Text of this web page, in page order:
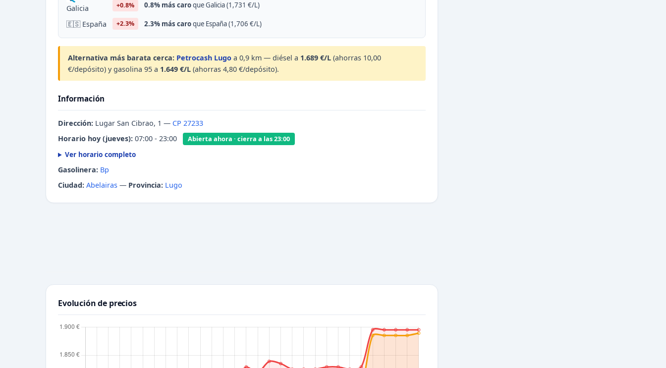
Galicia +0.8% 0.8% más caroque Galicia (1,731 €/L)
🇪🇸 España +2.3% 2.3% más caroque España (1,706 €/L)
Alternativa más barata cerca: Petrocash Lugo a 0,9 km — diésel a 1.689 €/L (ahorras 10,00
€/depósito) y gasolina 95 a 1.649 €/L (ahorras 4,80 €/depósito).
Información
Dirección: Lugar San Cibrao, 1 — CP 27233
Horario hoy (jueves): 07:00 - 23:00 Abierta ahora · cierra a las 23:00
Ver horario completo
Gasolinera: Bp
Ciudad: Abelairas — Provincia: Lugo
Evolución de precios